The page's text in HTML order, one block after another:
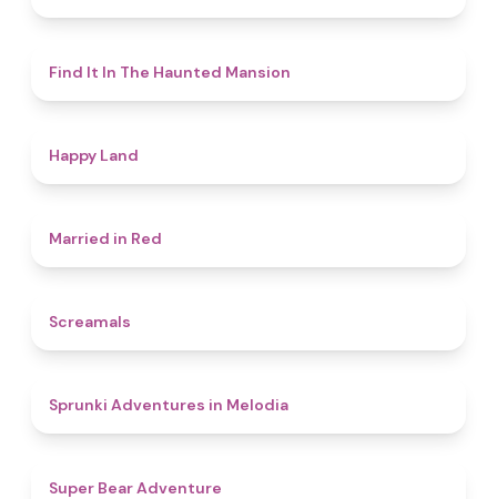
Find It In The Haunted Mansion
Happy Land
Married in Red
Screamals
Sprunki Adventures in Melodia
Super Bear Adventure